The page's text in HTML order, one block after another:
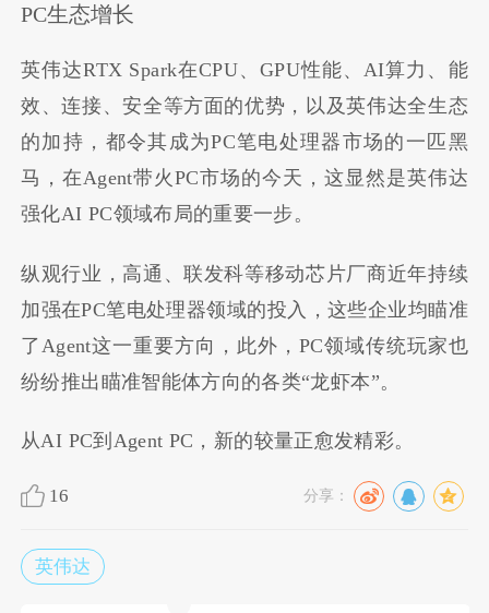
PC生态增长
英伟达RTX Spark在CPU、GPU性能、AI算力、能
效、连接、安全等方面的优势，以及英伟达全生态
的加持，都令其成为PC笔电处理器市场的一匹黑
马，在Agent带火PC市场的今天，这显然是英伟达
强化AI PC领域布局的重要一步。
纵观行业，高通、联发科等移动芯片厂商近年持续
加强在PC笔电处理器领域的投入，这些企业均瞄准
了Agent这一重要方向，此外，PC领域传统玩家也
纷纷推出瞄准智能体方向的各类“龙虾本”。
从AI PC到Agent PC，新的较量正愈发精彩。
16 分享：
英伟达